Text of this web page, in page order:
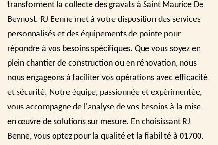
transforment la collecte des gravats à Saint Maurice De
Beynost. RJ Benne met à votre disposition des services
personnalisés et des équipements de pointe pour
répondre à vos besoins spécifiques. Que vous soyez en
plein chantier de construction ou en rénovation, nous
nous engageons à faciliter vos opérations avec efficacité
et sécurité. Notre équipe, passionnée et expérimentée,
vous accompagne de l'analyse de vos besoins à la mise
en œuvre de solutions sur mesure. En choisissant RJ
Benne, vous optez pour la qualité et la fiabilité à 01700.